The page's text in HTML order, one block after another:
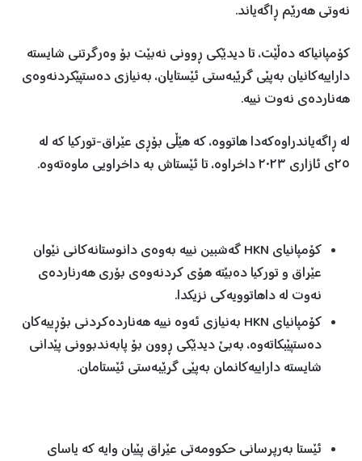
نەوتی هەرێم ڕاگەیاند.
کۆمپانیاکە دەڵێت، تا دیدێکی ڕوونی نەبێت بۆ وەرگرتنی شایستە
داراییەکانیان بەپێی گرێبەستی ئێستایان، بەنیازی دەستپێکردنەوەی
هەناردەی نەوت نییە.
لە ڕاگەیاندراوەکەدا هاتووە، کە هێڵی بۆڕی عێراق-تورکیا کە لە
٢٥ی ئازاری ٢٠٢٣ داخراوە، تا ئێستاش بە داخراویی ماوەتەوە.
کۆمپانیای HKN گەشبین نییە بەوەی دانوستانەکانی نێوان
عێراق و تورکیا دەبێتە هۆی کردنەوەی بۆری هەرناردەی
نەوت لە داهاتوویەکی نزیکدا.
کۆمپانیای HKN بەنیازی ئەوە نییە هەناردەکردنی بۆڕییەکان
دەستپێبکاتەوە، بەبێ دیدێکی ڕوون بۆ پابەندبوونی پێدانی
شایستە داراییەکانمان بەپێی گرێبەستی ئێستامان.
ئێستا بەرپرسانی حکوومەتی عێراق پێیان وایە کە یاسای